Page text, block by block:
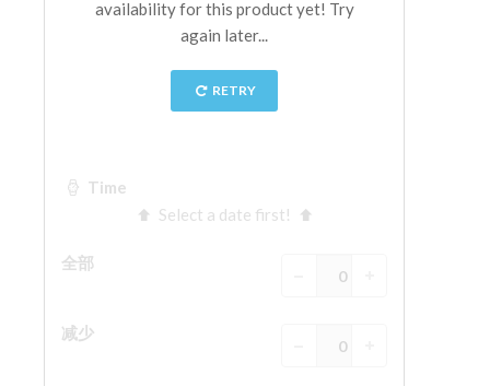
DEUTSCH
FRANÇAIS
ESPAÑOL